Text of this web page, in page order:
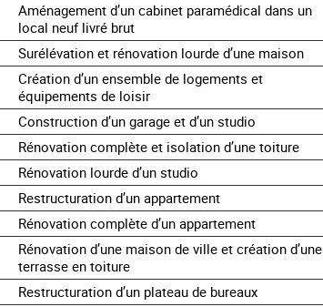
Aménagement d’un cabinet paramédical dans un
local neuf livré brut
Surélévation et rénovation lourde d’une maison
Création d’un ensemble de logements et
équipements de loisir
Construction d’un garage et d’un studio
Rénovation complète et isolation d’une toiture
Rénovation lourde d’un studio
Restructuration d’un appartement
Rénovation complète d’un appartement
Rénovation d’une maison de ville et création d’une
terrasse en toiture
Restructuration d’un plateau de bureaux